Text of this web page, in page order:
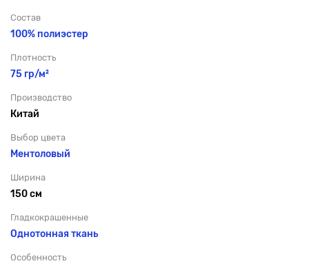
Состав
100% полиэстер
Плотность
75 гр/м²
Производство
Китай
Выбор цвета
Ментоловый
Ширина
150 см
Гладкокрашенные
Однотонная ткань
Особенность